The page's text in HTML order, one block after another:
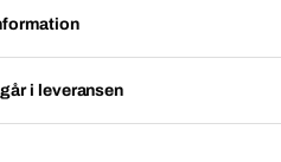
i leveransen